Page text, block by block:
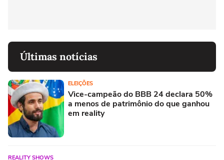
Últimas notícias
ELEIÇÕES
Vice-campeão do BBB 24 declara 50%
a menos de patrimônio do que ganhou
em reality
REALITY SHOWS